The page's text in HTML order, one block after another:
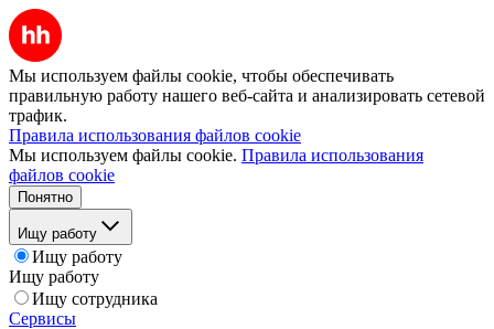
Мы используем файлы cookie, чтобы обеспечивать
правильную работу нашего веб-сайта и анализировать сетевой
трафик.
Правила использования файлов cookie
Мы используем файлы cookie. Правила использования
файлов cookie
Понятно
Ищу работу
Ищу работу
Ищу работу
Ищу сотрудника
Сервисы